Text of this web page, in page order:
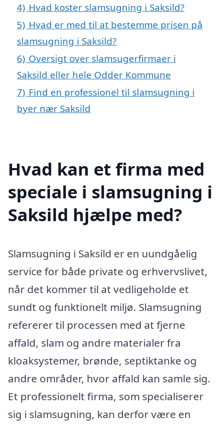
4) Hvad koster slamsugning i Saksild?
5) Hvad er med til at bestemme prisen på
slamsugning i Saksild?
6) Oversigt over slamsugerfirmaer i
Saksild eller hele Odder Kommune
7) Find en professionel til slamsugning i
byer nær Saksild
Hvad kan et firma med
speciale i slamsugning i
Saksild hjælpe med?
Slamsugning i Saksild er en uundgåelig
service for både private og erhvervslivet,
når det kommer til at vedligeholde et
sundt og funktionelt miljø. Slamsugning
refererer til processen med at fjerne
affald, slam og andre materialer fra
kloaksystemer, brønde, septiktanke og
andre områder, hvor affald kan samle sig.
Et professionelt firma, som specialiserer
sig i slamsugning, kan derfor være en